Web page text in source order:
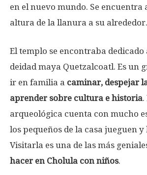
en el nuevo mundo. Se encuentra
altura de la llanura a su alrededor.
El templo se encontraba dedicado
deidad maya Quetzalcoatl. Es un
ir en familia a caminar, despejar
aprender sobre cultura e historia.
arqueológica cuenta con mucho
los pequeños de la casa jueguen
Visitarla es una de las más
hacer en Cholula con niños.